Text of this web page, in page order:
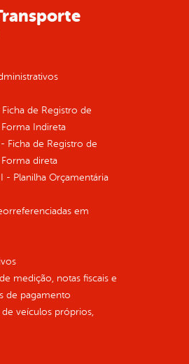
Ficha de Registro de
Indireta
Ficha de Registro de
direta
- Planilha Orçamentária
em
medição, notas fiscais e
de pagamento
veículos próprios,